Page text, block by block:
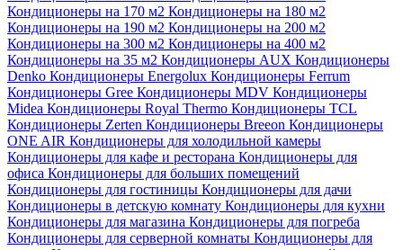
Кондиционеры на 170 м2 Кондиционеры на 180 м2
Кондиционеры на 190 м2 Кондиционеры на 200 м2
Кондиционеры на 300 м2 Кондиционеры на 400 м2
Кондиционеры на 35 м2 Кондиционеры AUX Кондиционеры
Denko Кондиционеры Energolux Кондиционеры Ferrum
Кондиционеры Gree Кондиционеры MDV Кондиционеры
Midea Кондиционеры Royal Thermo Кондиционеры TCL
Кондиционеры Zerten Кондиционеры Breeon Кондиционеры
ONE AIR Кондиционеры для холодильной камеры
Кондиционеры для кафе и ресторана Кондиционеры для
офиса Кондиционеры для больших помещений
Кондиционеры для гостиницы Кондиционеры для дачи
Кондиционеры в детскую комнату Кондиционеры для кухни
Кондиционеры для магазина Кондиционеры для погреба
Кондиционеры для серверной комнаты Кондиционеры для